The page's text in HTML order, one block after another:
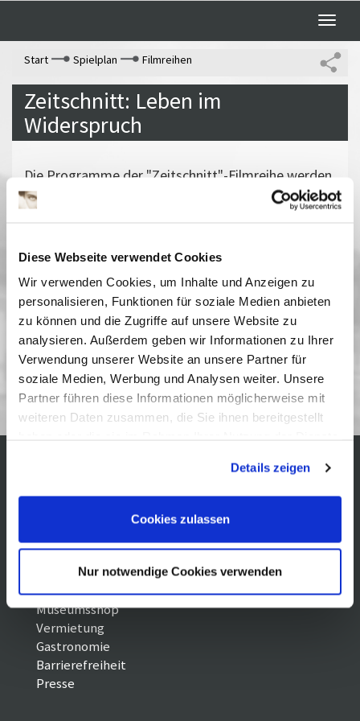
Diese Webseite verwendet Cookies
Wir verwenden Cookies, um Inhalte und Anzeigen zu
personalisieren, Funktionen für soziale Medien anbieten
zu können und die Zugriffe auf unsere Website zu
analysieren. Außerdem geben wir Informationen zu Ihrer
Verwendung unserer Website an unsere Partner für
soziale Medien, Werbung und Analysen weiter. Unsere
Partner führen diese Informationen möglicherweise mit
weiteren Daten zusammen, die Sie ihnen bereitgestellt
Cookies, wenn Sie unsere Webseite weiterhin nutzen.
Details zeigen
Cookies zulassen
Nur notwendige Cookies verwenden
Toggle
Start
Spielplan Filmreihen
Zeitschnitt: Leben im
Widerspruch
Die Programme der "Zeitschnitt"-Filmreihe werden
an wechselnden Orten Brandenburgs präsentiert.
Sie befassen sich jeweils mit einer ekade der DDR-
Filme ausgewählt, die auf die Gegensätze zwischen
dem »normalen Leben« und der offiziellen
Selbstdarstellung in der DDR verweisen - sowohl
Filme, die sich in vorsichtiger Kritik üben, als auch
solche, die deutlich im Sinne der Parteipolitik
entstanden sind.
Vermittlung
Über uns
Freundeskreis
Museumsshop
Vermietung
Gastronomie
Barrierefreiheit
Presse
Datenschutz
Cookie-